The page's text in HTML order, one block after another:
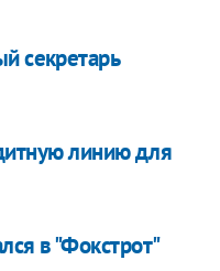
секретарь
линию для
в "Фокстрот"